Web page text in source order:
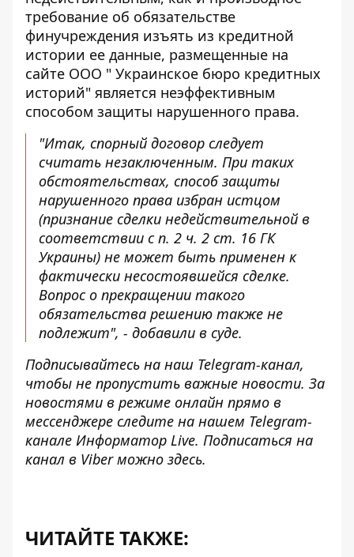
требование об обязательстве
финучреждения изъять из кредитной
истории ее данные, размещенные на
сайте ООО " Украинское бюро кредитных
историй" является неэффективным
способом защиты нарушенного права.
"Итак, спорный договор следует
считать незаключенным. При таких
обстоятельствах, способ защиты
нарушенного права избран истцом
(признание сделки недействительной в
соответствии с п. 2 ч. 2 ст. 16 ГК
Украины) не может быть применен к
фактически несостоявшейся сделке.
Вопрос о прекращении такого
обязательства решению также не
подлежит", - добавили в суде.
Подписывайтесь на наш Telegram-канал,
чтобы не пропустить важные новости. За
новостями в режиме онлайн прямо в
мессенджере следите на нашем Telegram-
канале Информатор Live. Подписаться на
канал в Viber можно здесь.
ЧИТАЙТЕ ТАКЖЕ: